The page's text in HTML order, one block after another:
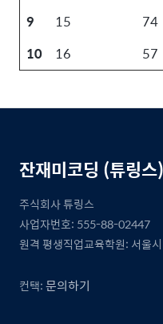
9
15
74
10
16 57
잔재미코딩 (튜링스)
주식회사 튜링스
사업자번호: 555-88-02447
원격 평생직업교육학원: 서울
컨택:문의하기